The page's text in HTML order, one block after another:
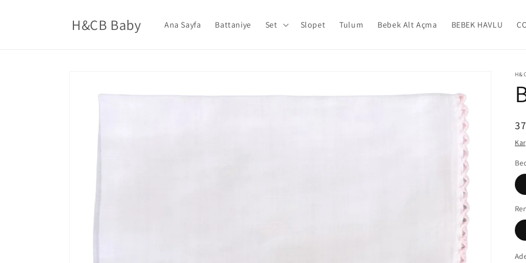
H&CB Baby Ana Sayfa Battaniye Set Slopet Tulum Bebek Alt Açma BEBEK HAVLU
atla